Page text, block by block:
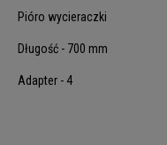
Pióro wycieraczki
Długość - 700 mm
Adapter - 4